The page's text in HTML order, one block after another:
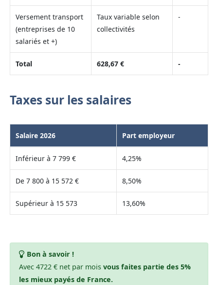
Versement transport
(entreprises de 10
salariés et +)
Taux variable selon
collectivités
-
Total 628,67 € -
Taxes sur les salaires
Salaire 2026 Part employeur
Inférieur à 7 799 € 4,25%
De 7 800 à 15 572 € 8,50%
Supérieur à 15 573 13,60%
Bon à savoir !
Avec 4722 € net par mois vous faites partie des 5%
les mieux payés de France.